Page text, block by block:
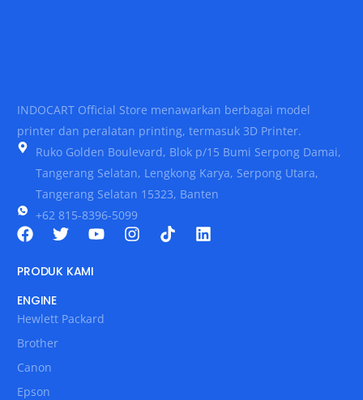
INDOCART Official Store menawarkan berbagai model
printer dan peralatan printing, termasuk 3D Printer.
Ruko Golden Boulevard, Blok p/15 Bumi Serpong Damai,
Tangerang Selatan, Lengkong Karya, Serpong Utara,
Tangerang Selatan 15323, Banten
+62 815-8396-5099
PRODUK KAMI
ENGINE
Hewlett Packard
Brother
Canon
Epson